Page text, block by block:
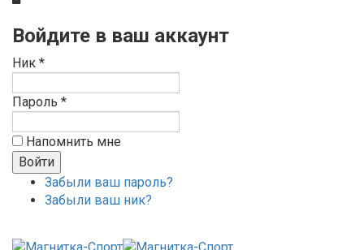
Войдите в ваш аккаунт
Ник *
Пароль *
Напомнить мне
Забыли ваш пароль?
Забыли ваш ник?